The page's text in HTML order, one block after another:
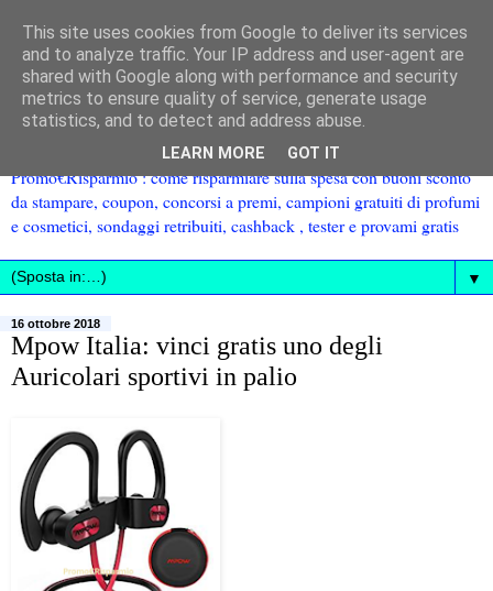
Promo€Risparmio : come risparmiare sulla spesa con buoni sconto
da stampare, coupon, concorsi a premi, campioni gratuiti di profumi
e cosmetici, sondaggi retribuiti, cashback , tester e provami gratis
▼
16 ottobre 2018
Mpow Italia: vinci gratis uno degli
Auricolari sportivi in palio
This site uses cookies from Google to deliver its services
and to analyze traffic. Your IP address and user-agent are
shared with Google along with performance and security
metrics to ensure quality of service, generate usage
statistics, and to detect and address abuse.
LEARN MORE GOT IT